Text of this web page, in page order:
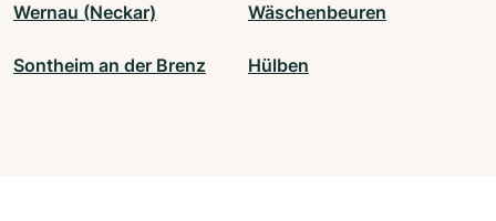
Wernau (Neckar) Wäschenbeuren
Sontheim an der Brenz Hülben